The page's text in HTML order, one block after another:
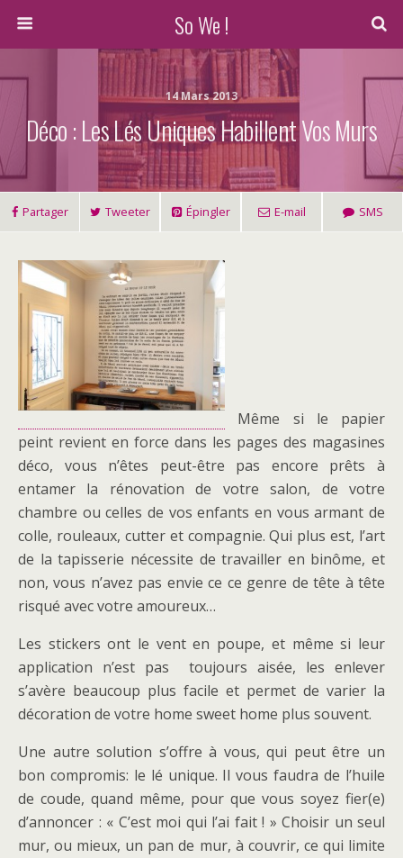
So We !
14 Mars 2013
Déco : Les Lés Uniques Habillent Vos Murs
Partager Tweeter Épingler E-mail SMS
Même si le papier
peint revient en force dans les pages des magasines
déco, vous n’êtes peut-être pas encore prêts à
entamer la rénovation de votre salon, de votre
chambre ou celles de vos enfants en vous armant de
colle, rouleaux, cutter et compagnie. Qui plus est, l’art
de la tapisserie nécessite de travailler en binôme, et
non, vous n’avez pas envie ce ce genre de tête à tête
risqué avec votre amoureux…
Les stickers ont le vent en poupe, et même si leur
application n’est pas toujours aisée, les enlever
s’avère beaucoup plus facile et permet de varier la
décoration de votre home sweet home plus souvent.
Une autre solution s’offre à vous, qui peut être un
bon compromis: le lé unique. Il vous faudra de l’huile
de coude, quand même, pour que vous soyez fier(e)
d’annoncer : « C’est moi qui l’ai fait ! » Choisir un seul
mur, ou mieux, un pan de mur, à couvrir, ce qui limite